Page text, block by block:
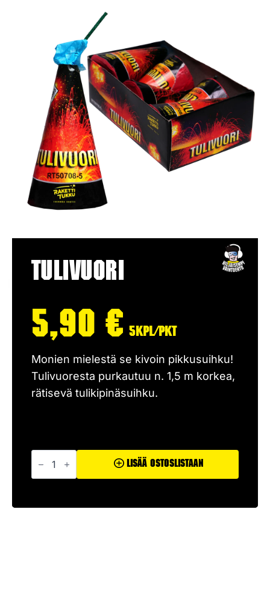
Tulivuori
5,90 € 5kpl/pkt
Monien mielestä se kivoin pikkusuihku!
Tulivuoresta purkautuu n. 1,5 m korkea,
rätisevä tulikipinäsuihku.
Tulivuori
määrä
Lisää Ostoslistaan